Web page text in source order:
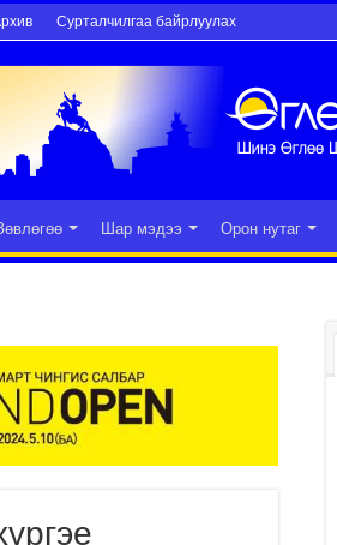
Сурталчилгаа байрлуулах
Шар мэдээ Орон нутаг